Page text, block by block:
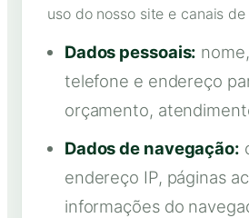
uso do nosso site e canais
Dados pessoais:
telefone e endereço
orçamento,
Dados de navegação:
endereço IP, páginas
informações do